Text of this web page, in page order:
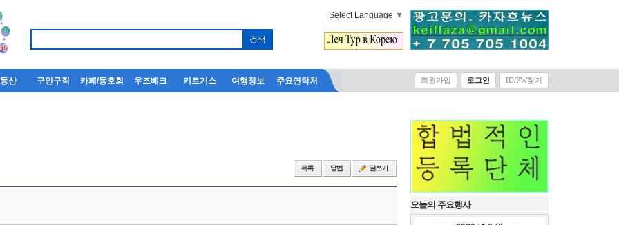
Select Language ▼
산 구인구직 카페/동호회 우즈베크 키르기스 여행정보 주요연락처 회원가입 로그인 ID/PW찾기
오늘의 주요행사